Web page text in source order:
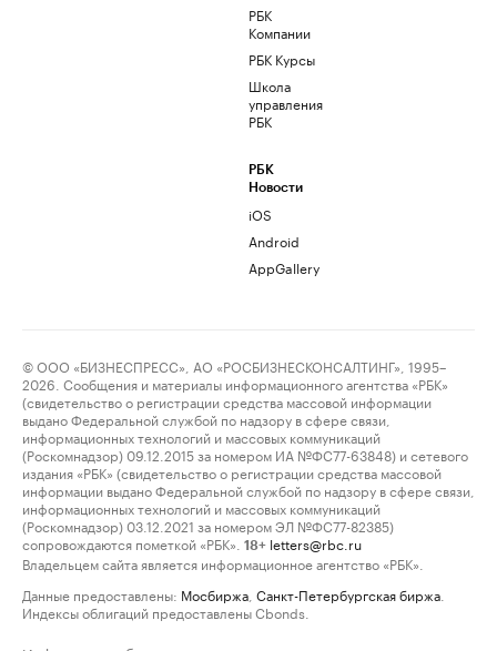
РБК
Компании
РБК Курсы
Школа
управления
РБК
РБК
Новости
iOS
Android
AppGallery
© ООО «БИЗНЕСПРЕСС», АО «РОСБИЗНЕСКОНСАЛТИНГ», 1995–
2026. Сообщения и материалы информационного агентства «РБК»
(свидетельство о регистрации средства массовой информации
выдано Федеральной службой по надзору в сфере связи,
информационных технологий и массовых коммуникаций
(Роскомнадзор) 09.12.2015 за номером ИА №ФС77-63848) и сетевого
издания «РБК» (свидетельство о регистрации средства массовой
информации выдано Федеральной службой по надзору в сфере связи,
информационных технологий и массовых коммуникаций
(Роскомнадзор) 03.12.2021 за номером ЭЛ №ФС77-82385)
сопровождаются пометкой «РБК».
18+ letters@rbc.ru
Владельцем сайта является информационное агентство «РБК».
Данные предоставлены: Мосбиржа Санкт-Петербургская биржа
Индексы облигаций предоставлены Cbonds.